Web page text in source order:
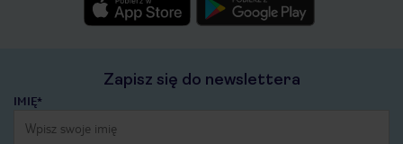
Zapisz się do newslettera
IMIĘ*